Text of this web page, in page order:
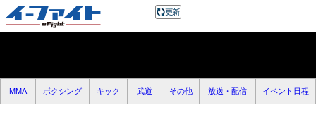
MMA ボクシング キック 武道 その他 放送・配信 イベント日程